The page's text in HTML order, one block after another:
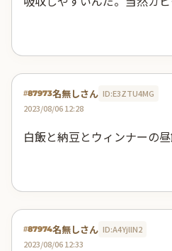
#87973名無しさん ID:E3ZTU4MG
2023/08/06 12:28
白飯と納豆とウィンナーの
#87974名無しさん ID:A4YjllN2
2023/08/06 12:33